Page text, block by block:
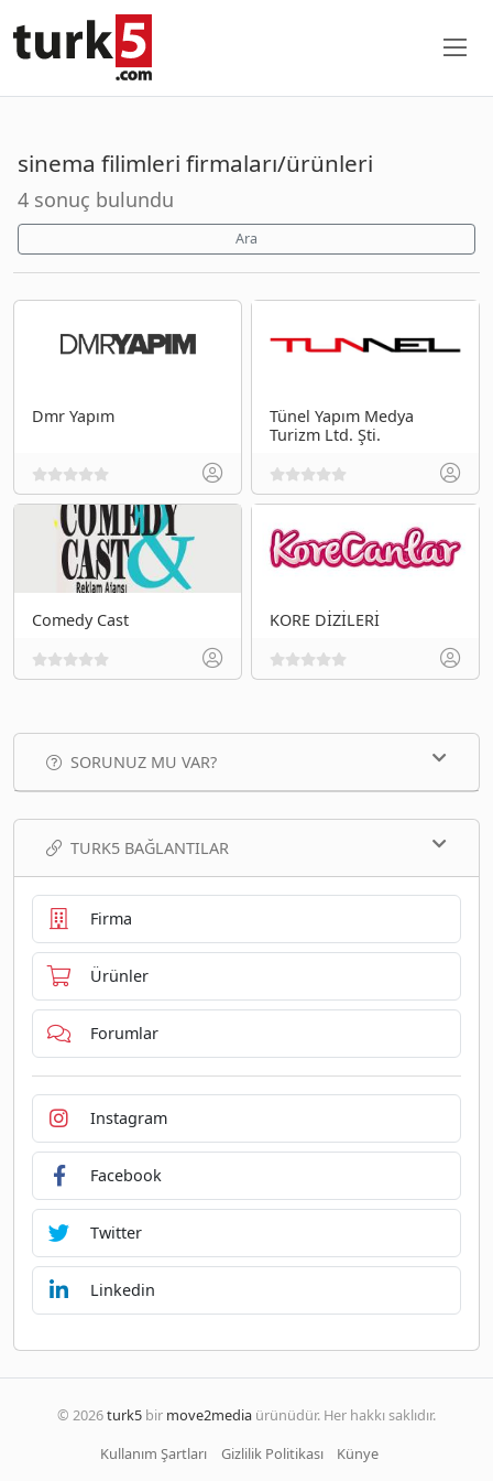
sinema filimleri firmaları/ürünleri
4 sonuç bulundu
Ara
Dmr Yapım
Tünel Yapım Medya
Turizm Ltd. Şti.
Comedy Cast KORE DİZİLERİ
SORUNUZ MU VAR?
TURK5 BAĞLANTILAR
Firma
Ürünler
Forumlar
Instagram
Facebook
Twitter
Linkedin
© 2026turk5 bir move2media ürünüdür. Her hakkı saklıdır.
Kullanım Şartları
Gizlilik Politikası Künye